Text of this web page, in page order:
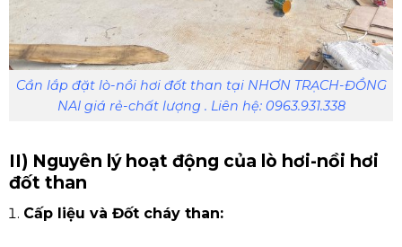
Cần lắp đặt lò-nồi hơi đốt than tại NHƠN TRẠCH-ĐỒNG
NAI giá rẻ-chất lượng . Liên hệ: 0963.931.338
II) Nguyên lý hoạt động của lò hơi-nồi hơi
đốt than
Cấp liệu và Đốt cháy than: